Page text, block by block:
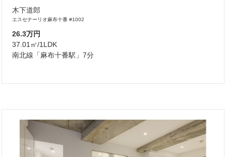
木下道郎
エスセナーリオ麻布十番 #1002
26.3万円
37.01㎡/1LDK
南北線「麻布十番駅」7分